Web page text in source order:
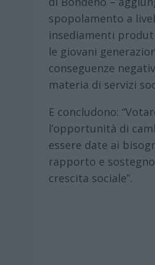
spopolamento a
insediamenti
le giovani
conseguenze
materia di servizi
E concludono:
l’opportunità di
essere date ai
rapporto e
crescita sociale”.